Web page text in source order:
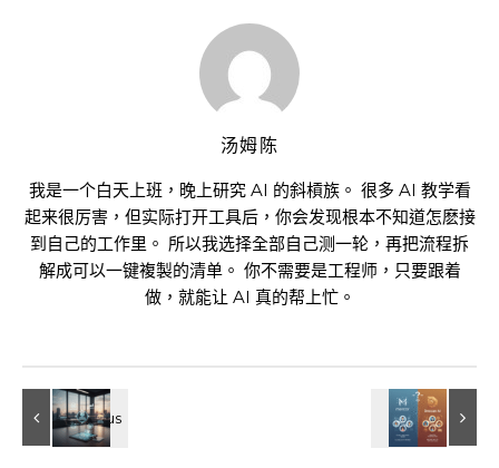
汤姆陈
我是一个白天上班，晚上研究 AI 的斜槓族。 很多 AI 教学看
起来很厉害，但实际打开工具后，你会发现根本不知道怎麽接
到自己的工作里。 所以我选择全部自己测一轮，再把流程拆
解成可以一键複製的清单。 你不需要是工程师，只要跟着
做，就能让 AI 真的帮上忙。